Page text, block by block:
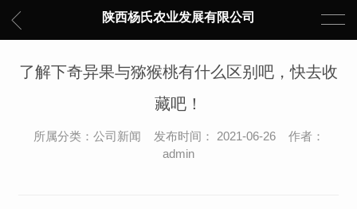
陕西杨氏农业发展有限公司
了解下奇异果与猕猴桃有什么区别吧，快去收
藏吧！
所属分类：公司新闻 发布时间： 2021-06-26 作者：
admin